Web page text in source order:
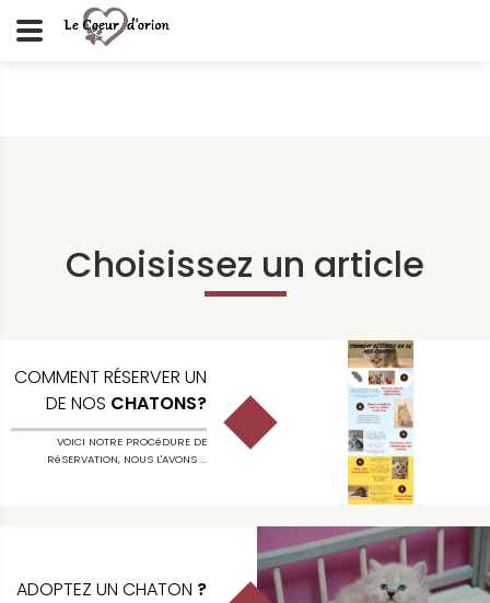
Choisissez un article
COMMENT RÉSERVER UN
DE NOS CHATONS?
VOICI NOTRE PROCéDURE DE
RéSERVATION, NOUS L'AVONS ...
ADOPTEZ UN CHATON ?